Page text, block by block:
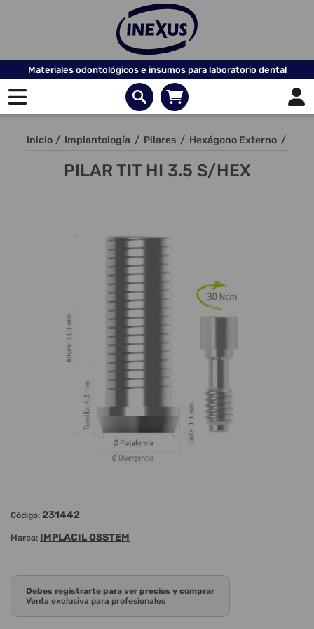
Materiales odontológicos e insumos para laboratorio dental
Inicio / Implantología / Pilares / Hexágono Externo /
PILAR TIT HI 3.5 S/HEX
Código: 231442
Marca: IMPLACIL OSSTEM
Debes registrarte para ver precios y comprar
Venta exclusiva para profesionales